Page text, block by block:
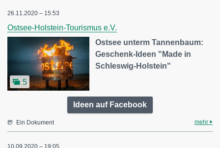
26.11.2020 – 15:53
Ostsee-Holstein-Tourismus e.V.
5
Ostsee unterm Tannenbaum:
Geschenk-Ideen "Made in
Schleswig-Holstein"
Ideen auf Facebook
Ein Dokument mehr
10.09.2020 – 19:05